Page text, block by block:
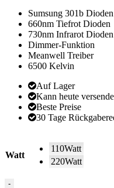
Sumsung 301b Dioden
660nm Tiefrot Dioden
730nm Infrarot Dioden
Dimmer-Funktion
Meanwell Treiber
6500 Kelvin
Auf Lager
Kann heute
Beste Preise
30 Tage
Watt
110Watt
220Watt
Samsung-
-